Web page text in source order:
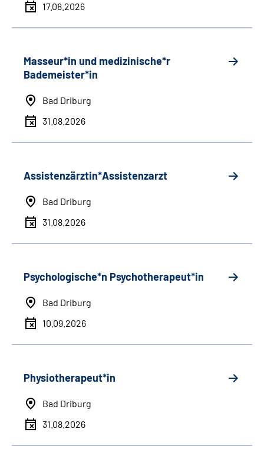
17.08.2026
Masseur*in und medizinische*r
Bademeister*in
Bad Driburg
31.08.2026
Assistenzärztin*Assistenzarzt
Bad Driburg
31.08.2026
Psychologische*n Psychotherapeut*in
Bad Driburg
10.09.2026
Physiotherapeut*in
Bad Driburg
31.08.2026